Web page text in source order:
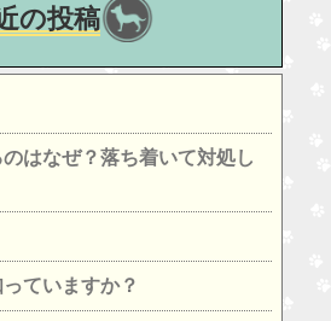
の投稿
はなぜ？落ち着いて対処し
ていますか？